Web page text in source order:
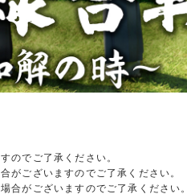
のでご了承ください。
がございますのでご了承ください。
合がございますのでご了承ください。